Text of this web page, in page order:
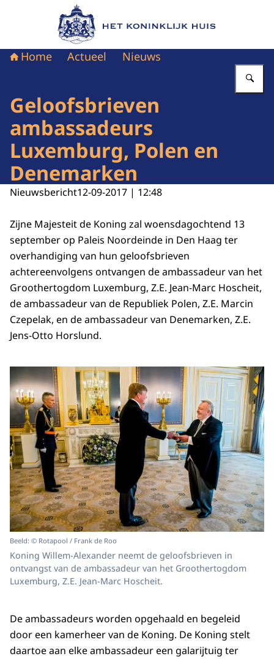
Naar de homepage van Het Koninklijk Huis
Home Actueel Nieuws
Geloofsbrieven
ambassadeurs
Luxemburg, Polen en
Denemarken
Nieuwsbericht12-09-2017 | 12:48
Zijne Majesteit de Koning zal woensdagochtend 13
september op Paleis Noordeinde in Den Haag ter
overhandiging van hun geloofsbrieven
achtereenvolgens ontvangen de ambassadeur van het
Groothertogdom Luxemburg, Z.E. Jean-Marc Hoscheit,
de ambassadeur van de Republiek Polen, Z.E. Marcin
Czepelak, en de ambassadeur van Denemarken, Z.E.
Jens-Otto Horslund.
Beeld: © Rotapool / Frank de Roo
Koning Willem-Alexander neemt de geloofsbrieven in
ontvangst van de ambassadeur van het Groothertogdom
Luxemburg, Z.E. Jean-Marc Hoscheit.
De ambassadeurs worden opgehaald en begeleid
door een kamerheer van de Koning. De Koning stelt
daartoe aan elke ambassadeur een galarijtuig ter